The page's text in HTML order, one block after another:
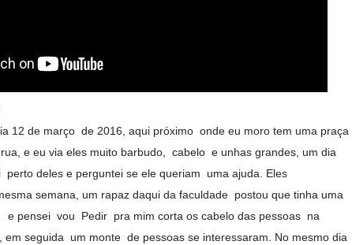
12 de março de 2016, aqui próximo onde eu moro tem uma praça
e eu via eles muito barbudo, cabelo e unhas grandes, um dia
deles e perguntei se ele queriam uma ajuda. Eles
semana, um rapaz daqui da faculdade postou que tinha uma
e pensei vou Pedir pra mim corta os cabelo das pessoas na
em seguida um monte de pessoas se interessaram. No mesmo dia